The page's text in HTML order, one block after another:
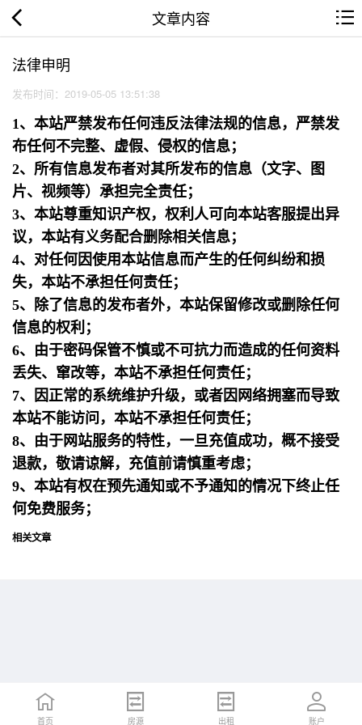
文章内容
法律申明
发布时间：2019-05-05 13:51:38
1、本站严禁发布任何违反法律法规的信息，严禁发
布任何不完整、虚假、侵权的信息；
2、所有信息发布者对其所发布的信息（文字、图
片、视频等）承担完全责任；
3、本站尊重知识产权，权利人可向本站客服提出异
议，本站有义务配合删除相关信息；
4、对任何因使用本站信息而产生的任何纠纷和损
失，本站不承担任何责任；
5、除了信息的发布者外，本站保留修改或删除任何
信息的权利；
6、由于密码保管不慎或不可抗力而造成的任何资料
丢失、窜改等，本站不承担任何责任；
7、因正常的系统维护升级，或者因网络拥塞而导致
本站不能访问，本站不承担任何责任；
8、由于网站服务的特性，一旦充值成功，概不接受
退款，敬请谅解，充值前请慎重考虑；
9、本站有权在预先通知或不予通知的情况下终止任
何免费服务；
相关文章
首页 招聘 简历 账户
首页 房源 出租 账户